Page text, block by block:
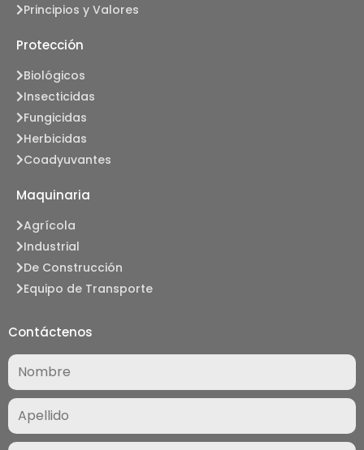
Principios y Valores
Protección
Biológicos
Insecticidas
Fungicidas
Herbicidas
Coadyuvantes
Maquinaria
Agrícola
Industrial
De Construcción
Equipo de Transporte
Contáctenos
Nombre